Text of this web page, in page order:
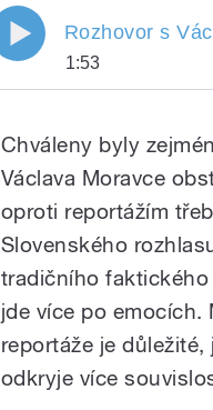
Rozhovor s
1:53
předsedou
Chváleny byly
Václava Moravce
oproti reportážím
Slovenského
tradičního
jde více po emocích.
reportáže je
odkryje více